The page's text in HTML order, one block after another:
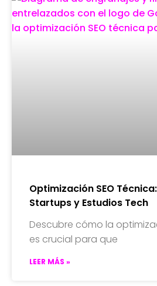
Optimización SEO
Startups y Estudios Tech
Descubre cómo la
es crucial para que
LEER MÁS »